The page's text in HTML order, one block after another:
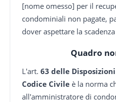
[nome omesso] per il
condominiali non pagate,
dover aspettare la
Quadro
L'art. 63 delle
Codice Civile è la norma
all'amministratore di